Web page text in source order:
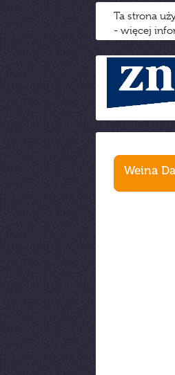
Ta strona
- więcej
Weina